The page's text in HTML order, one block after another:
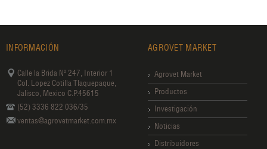
INFORMACIÓN
Calle la Brida Nº 247, Interior 1
Col. Lopez Cotilla Tlaquepaque,
Jalisco, Mexico C.P.45615
(52) 3336 822 036/35
ventas@agrovetmarket.com.mx
AGROVET MARKET
Agrovet Market
Productos
Investigación
Noticias
Distribuidores